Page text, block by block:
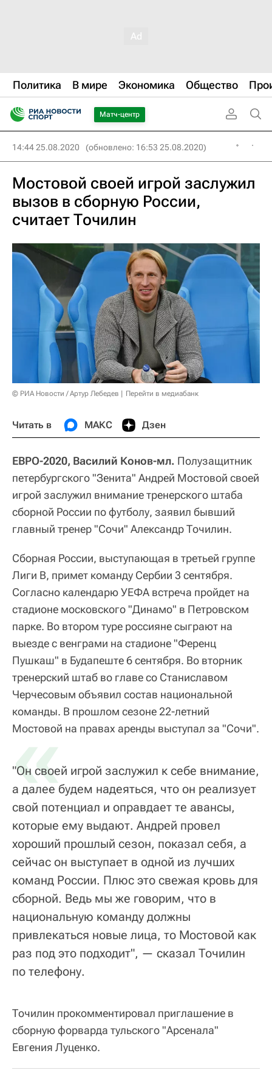
Политика В мире Экономика Общество
Матч-центр
14:44 25.08.2020 (обновлено: 16:53 25.08.2020)
Мостовой своей игрой заслужил
вызов в сборную России,
считает Точилин
© РИА Новости / Артур Лебедев Перейти в медиабанк
Читать в МАКС Дзен
ЕВРО-2020, Василий Конов-мл. Полузащитник
петербургского "Зенита" Андрей Мостовой своей
игрой заслужил внимание тренерского штаба
сборной России по футболу, заявил бывший
главный тренер "Сочи" Александр Точилин.
Сборная России, выступающая в третьей группе
Лиги B, примет команду Сербии 3 сентября.
Согласно календарю УЕФА встреча пройдет на
стадионе московского "Динамо" в Петровском
парке. Во втором туре россияне сыграют на
выезде с венграми на стадионе "Ференц
Пушкаш" в Будапеште 6 сентября. Во вторник
тренерский штаб во главе со Станиславом
Черчесовым объявил состав национальной
команды. В прошлом сезоне 22-летний
Мостовой на правах аренды выступал за "Сочи".
«
"Он своей игрой заслужил к себе внимание,
а далее будем надеяться, что он реализует
свой потенциал и оправдает те авансы,
которые ему выдают. Андрей провел
хороший прошлый сезон, показал себя, а
сейчас он выступает в одной из лучших
команд России. Плюс это свежая кровь для
сборной. Ведь мы же говорим, что в
национальную команду должны
привлекаться новые лица, то Мостовой как
раз под это подходит", — сказал Точилин
по телефону.
Точилин прокомментировал приглашение в
сборную форварда тульского "Арсенала"
Евгения Луценко.